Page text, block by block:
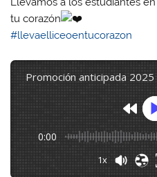
tu corazón
#llevaelliceoentucorazon
promoción anticipada 2025
0:00
1x